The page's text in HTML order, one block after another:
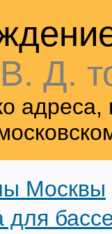
Д.
Москвы
для